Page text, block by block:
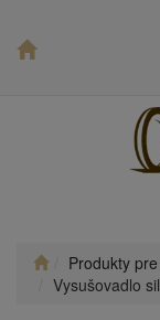
Produkty
Vysušovadlo